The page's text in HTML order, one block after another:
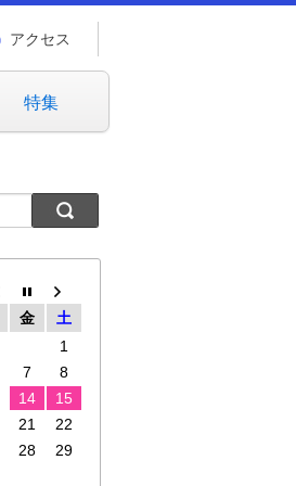
アクセス
特集
金
土
1
7
8
14
15
21
22
28
29